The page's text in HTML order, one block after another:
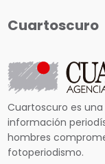
Cuartoscuro
Cuartoscuro es
información
hombres
fotoperiodismo.